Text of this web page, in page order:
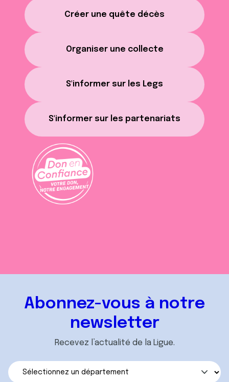
Créer une quête décès
Organiser une collecte
S'informer sur les Legs
S'informer sur les partenariats
Abonnez-vous à notre
newsletter
Recevez l’actualité de la Ligue.